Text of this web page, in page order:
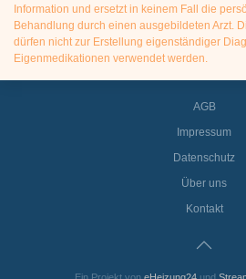
Information und ersetzt in keinem Fall die
Behandlung durch einen ausgebildeten Arzt.
dürfen nicht zur Erstellung eigenständiger
Eigenmedikationen verwendet werden.
AGB
Impressum
Datenschutz
Über uns
Kontakt